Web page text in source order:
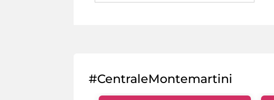
#CentraleMontemartini